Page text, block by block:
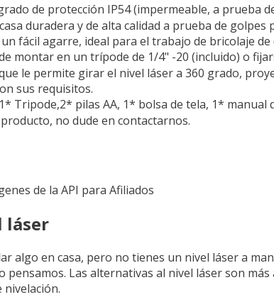
de protección IP54 (impermeable, a prueba
duradera y de alta calidad a prueba de
fácil agarre, ideal para el trabajo de bricolaje
montar en un trípode de 1/4" -20 (incluido) o
le permite girar el nivel láser a 360 grado,
sus requisitos.
Tripode,2* pilas AA, 1* bolsa de tela, 1* manual
no dude en contactarnos.
de la API para Afiliados
láser
algo en casa, pero no tienes un nivel láser a
Las alternativas al nivel láser son más